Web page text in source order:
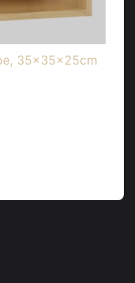
35x35x25cm